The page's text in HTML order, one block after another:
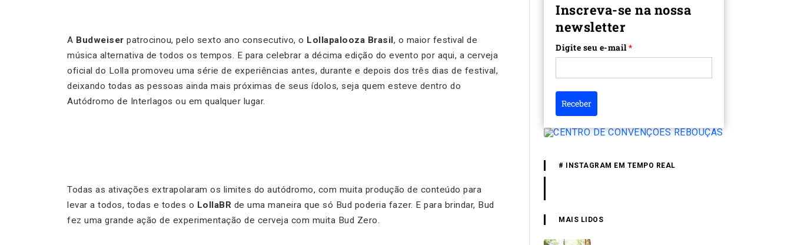
A Budweiser patrocinou, pelo sexto ano consecutivo, o Lollapalooza Brasil, o maior festival de
música alternativa de todos os tempos. E para celebrar a décima edição do evento por aqui, a cerveja
oficial do Lolla promoveu uma série de experiências antes, durante e depois dos três dias de festival,
deixando todas as pessoas ainda mais próximas de seus ídolos, seja quem esteve dentro do
Autódromo de Interlagos ou em qualquer lugar.
Todas as ativações extrapolaram os limites do autódromo, com muita produção de conteúdo para
levar a todos, todas e todes o LollaBR de uma maneira que só Bud poderia fazer. E para brindar, Bud
fez uma grande ação de experimentação de cerveja com muita Bud Zero.
Inscreva-se na nossa
newsletter
Digite seu e-mail*
Receber
# INSTAGRAM EM TEMPO REAL
MAIS LIDOS